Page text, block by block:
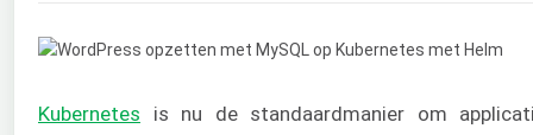
Kubernetes is nu de standaardmanier om